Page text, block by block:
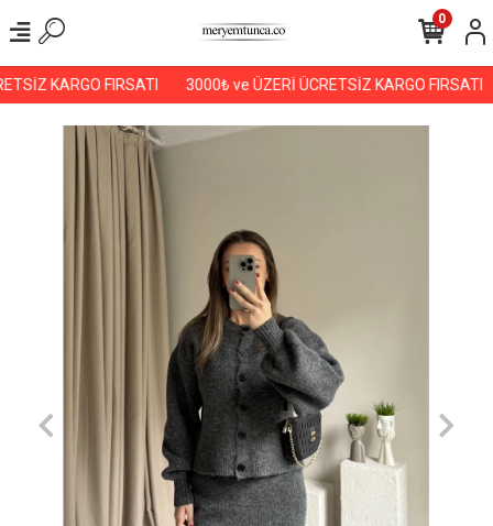
KARGO FIRSATI 3000₺ ve ÜZERİ ÜCRETSİZ KARGO FIRSATI
0